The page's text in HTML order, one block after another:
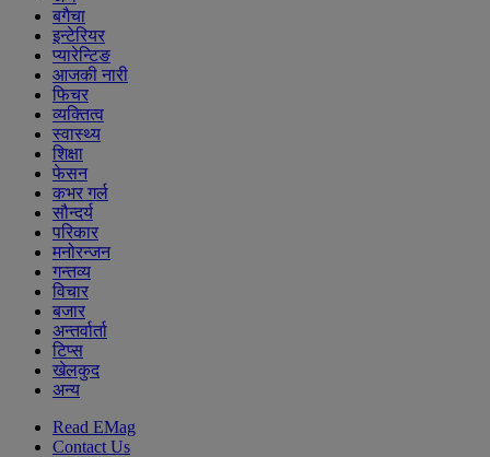
बगैचा
इन्टेरियर
प्यारेन्टिङ
आजकी नारी
फिचर
व्यक्तित्व
स्वास्थ्य
शिक्षा
फेसन
कभर गर्ल
सौन्दर्य
परिकार
मनोरन्जन
गन्तव्य
विचार
बजार
अन्तर्वार्ता
टिप्स
खेलकुद
अन्य
Read EMag
Contact Us